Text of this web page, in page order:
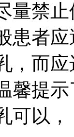
量禁
患者
，而
馨提
可以，